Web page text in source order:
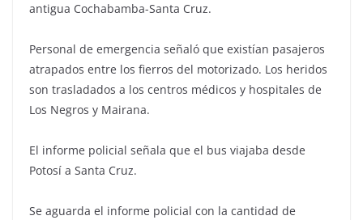
antigua Cochabamba-Santa Cruz.
Personal de emergencia señaló que existían pasajeros
atrapados entre los fierros del motorizado. Los heridos
son trasladados a los centros médicos y hospitales de
Los Negros y Mairana.
El informe policial señala que el bus viajaba desde
Potosí a Santa Cruz.
Se aguarda el informe policial con la cantidad de